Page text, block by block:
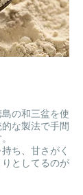
の和三盆を使
な製法で手間
ち、甘さがく
としてるのが